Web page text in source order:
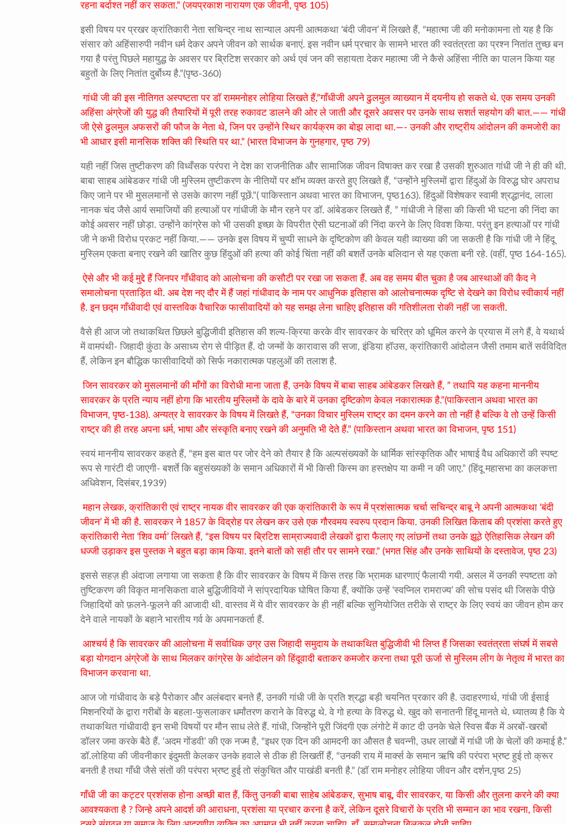
रहना बर्दाश्त नहीं कर सकता.” (जयप्रकाश नारायण एक जीवनी, पृष्ठ 105)
इसी विषय पर प्रखर क्रांतिकारी नेता सचिन्द्र नाथ सान्याल अपनी आत्मकथा ‘बंदी जीवन’ में लिखते हैं, “महात्मा जी की मनोकामना तो यह है कि
संसार को अहिंसारुपी नवीन धर्म देकर अपने जीवन को सार्थक बनाएं. इस नवीन धर्म प्रचार के सामने भारत की स्वतंत्रता का प्रश्न नितांत तुच्छ बन
गया है परंतु पिछले महायुद्ध के अवसर पर ब्रिटिश सरकार को अर्थ एवं जन की सहायता देकर महात्मा जी ने कैसे अहिंसा नीति का पालन किया यह
बहुतों के लिए नितांत दुर्बोध्य है.”(पृष्ठ-360)
गांधी जी की इस नीतिगत अस्पष्टता पर डॉ राममनोहर लोहिया लिखते हैं,”गाँधीजी अपने ढुलमुल व्याख्यान में दयनीय हो सकते थे. एक समय उनकी
अहिंसा अंग्रेजों की युद्ध की तैयारियों में पूरी तरह रुकावट डालने की ओर ले जाती और दूसरे अवसर पर उनके साथ सशर्त सहयोग की बात.—— गांधी
जी ऐसे ढुलमुल अफसरों की फौज के नेता थे, जिन पर उन्होंने स्थिर कार्यक्रम का बोझ लादा था.—- उनकी और राष्ट्रीय आंदोलन की कमजोरी का
भी आधार इसी मानसिक शक्ति की स्थिति पर था.” (भारत विभाजन के गुनहगार, पृष्ठ 79)
यही नहीं जिस तुष्टीकरण की विध्वँसक परंपरा ने देश का राजनीतिक और सामाजिक जीवन विषाक्त कर रखा है उसकी शुरुआत गांधी जी ने ही की थी.
बाबा साहब आंबेडकर गांधी जी मुस्लिम तुष्टीकरण के नीतियों पर क्षॉभ व्यक्त करते हुए लिखते हैं, “उन्होंने मुस्लिमों द्वारा हिंदुओं के विरुद्ध घोर अपराध
किए जाने पर भी मुसलमानों से उसके कारण नहीं पूछें.”( पाकिस्तान अथवा भारत का विभाजन, पृष्ठ163). हिंदुओं विशेषकर स्वामी श्रद्धानंद, लाला
नानक चंद जैसे आर्य समाजियों की हत्याओं पर गांधीजी के मौन रहने पर डॉ. आंबेडकर लिखते हैं, ” गांधीजी ने हिंसा की किसी भी घटना की निंदा का
कोई अवसर नहीं छोड़ा. उन्होंने कांग्रेस को भी उसकी इच्छा के विपरीत ऐसी घटनाओं की निंदा करने के लिए विवश किया. परंतु इन हत्याओं पर गांधी
जी ने कभी विरोध प्रकट नहीं किया.—— उनके इस विषय में चुप्पी साधने के दृष्टिकोण की केवल यही व्याख्या की जा सकती है कि गांधी जी ने हिंदू
मुस्लिम एकता बनाए रखने की खातिर कुछ हिंदुओं की हत्या की कोई चिंता नहीं की बशर्ते उनके बलिदान से यह एकता बनी रहे. (वहीं, पृष्ठ 164-165).
ऐसे और भी कई मुद्दे हैं जिनपर गाँधीवाद को आलोचना की कसौटी पर रखा जा सकता हैं. अब वह समय बीत चुका है जब आस्थाओं की कैद ने
समालोचना प्रताड़ित थी. अब देश नए दौर में हैं जहां गांधीवाद के नाम पर आधुनिक इतिहास को आलोचनात्मक दृष्टि से देखने का विरोध स्वीकार्य नहीं
है. इन छद्म गाँधीवादी एवं वास्तविक वैचारिक फासीवादियों को यह समझ लेना चाहिए इतिहास की गतिशीलता रोकी नहीं जा सकती.
वैसे ही आज जो तथाकथित छिछले बुद्धिजीवी इतिहास की शल्य-क्रिया करके वीर सावरकर के चरित्र को धूमिल करने के प्रयास में लगे हैं, वे यथार्थ
में वामपंथी- जिहादी कुंठा के असाध्य रोग से पीड़ित हैं. दो जन्मों के कारावास की सजा, इंडिया हॉउस, क्रांतिकारी आंदोलन जैसी तमाम बातें सर्वविदित
हैं, लेकिन इन बौद्धिक फासीवादियों को सिर्फ नकारात्मक पहलुओं की तलाश है.
जिन सावरकर को मुसलमानों की माँगों का विरोधी माना जाता हैं, उनके विषय में बाबा साहब आंबेडकर लिखते हैं, ” तथापि यह कहना माननीय
सावरकर के प्रति न्याय नहीं होगा कि भारतीय मुस्लिमों के दावे के बारे में उनका दृष्टिकोण केवल नकारात्मक है.”(पाकिस्तान अथवा भारत का
विभाजन, पृष्ठ-138). अन्यत्र वे सावरकर के विषय में लिखते हैं, “उनका विचार मुस्लिम राष्ट्र का दमन करने का तो नहीं है बल्कि वे तो उन्हें किसी
राष्ट्र की ही तरह अपना धर्म, भाषा और संस्कृति बनाए रखने की अनुमति भी देते हैं.” (पाकिस्तान अथवा भारत का विभाजन, पृष्ठ 151)
स्वयं माननीय सावरकर कहते हैं, “हम इस बात पर जोर देने को तैयार है कि अल्पसंख्यकों के धार्मिक सांस्कृतिक और भाषाई वैध अधिकारों की स्पष्ट
रूप से गारंटी दी जाएगी- बशर्ते कि बहुसंख्यकों के समान अधिकारों में भी किसी किस्म का हस्तक्षेप या कमी न की जाए.” (हिंदू महासभा का कलकत्ता
अधिवेशन, दिसंबर,1939)
महान लेखक, क्रांतिकारी एवं राष्ट्र नायक वीर सावरकर की एक क्रांतिकारी के रूप में प्रशंसात्मक चर्चा सचिन्द्र बाबू ने अपनी आत्मकथा ‘बंदी
जीवन’ में भी की है. सावरकर ने 1857 के विद्रोह पर लेखन कर उसे एक गौरवमय स्वरुप प्रदान किया. उनकी लिखित किताब की प्रशंसा करते हुए
क्रांतिकारी नेता ‘शिव वर्मा’ लिखते हैं, “इस विषय पर ब्रिटिश साम्राज्यवादी लेखकों द्वारा फैलाए गए लांछनों तथा उनके झूठे ऐतिहासिक लेखन की
धज्जी उड़ाकर इस पुस्तक ने बहुत बड़ा काम किया. इतने बातों को सही तौर पर सामने रखा.” (भगत सिंह और उनके साथियों के दस्तावेज, पृष्ठ 23)
इससे सहज़ ही अंदाजा लगाया जा सकता है कि वीर सावरकर के विषय में किस तरह कि भ्रामक धारणाएं फैलायी गयी. असल में उनकी स्पष्टता को
तुष्टिकरण की विकृत मानसिकता वाले बुद्धिजीवियों ने सांप्रदायिक घोषित किया हैं, क्योंकि उन्हें ‘स्वप्निल रामराज्य’ की सोच पसंद थी जिसके पीछे
जिहादियों को फ़लने-फूलने की आजादी थी. वास्तव में ये वीर सावरकर के ही नहीं बल्कि सुनियोजित तरीके से राष्ट्र के लिए स्वयं का जीवन होम कर
देने वाले नायकों के बहाने भारतीय गर्व के अपमानकर्ता हैं.
आश्चर्य है कि सावरकर की आलोचना में सर्वाधिक उग्र उस जिहादी समुदाय के तथाकथित बुद्धिजीवी भी लिप्त हैं जिसका स्वतंत्रता संघर्ष में सबसे
बड़ा योगदान अंग्रेजों के साथ मिलकर कांग्रेस के आंदोलन को हिंदूवादी बताकर कमजोर करना तथा पूरी ऊर्जा से मुस्लिम लीग के नेतृत्व में भारत का
विभाजन करवाना था.
आज जो गांधीवाद के बड़े पैरोकार और अलंबदार बनते हैं, उनकी गांधी जी के प्रति श्रद्धा बड़ी चयनित प्रकार की है. उदाहरणार्थ, गांधी जी ईसाई
मिशनरियों के द्वारा गरीबों के बहला-फुसलाकर धर्मांतरण कराने के विरुद्ध थे. वे गो हत्या के विरुद्ध थे. खुद को सनातनी हिंदू मानते थे. ध्यातव्य है कि ये
तथाकथित गांधीवादी इन सभी विषयों पर मौन साध लेते हैं. गांधी, जिन्होंने पूरी जिंदगी एक लंगोटे में काट दी उनके चेले स्विस बैंक में अरबों-खरबों
डॉलर जमा करके बैठे हैं. ‘अदम गोंडवी’ की एक नज्म है, “इधर एक दिन की आमदनी का औसत है चवन्नी, उधर लाखों में गांधी जी के चेलों की कमाई है.”
डॉ.लोहिया की जीवनीकार इंदुमती केलकर उनके हवाले से ठीक ही लिखतीं हैं, “उनकी राय में मार्क्स के समान ऋषि की परंपरा भ्रष्ट हुई तो क्रूर
बनती है तथा गाँधी जैसे संतों की परंपरा भ्रष्ट हुई तो संकुचित और पाखंडी बनती है.” (डॉ राम मनोहर लोहिया जीवन और दर्शन,पृष्ठ 25)
गाँधी जी का कट्टर प्रशंसक होना अच्छी बात हैं, किंतु उनकी बाबा साहेब आंबेडकर, सुभाष बाबू, वीर सावरकर, या किसी और तुलना करने की क्या
आवश्यकता है ? जिन्हे अपने आदर्श की आराधना, प्रशंसा या प्रचार करना है करें, लेकिन दूसरे विचारों के प्रति भी सम्मान का भाव रखना, किसी